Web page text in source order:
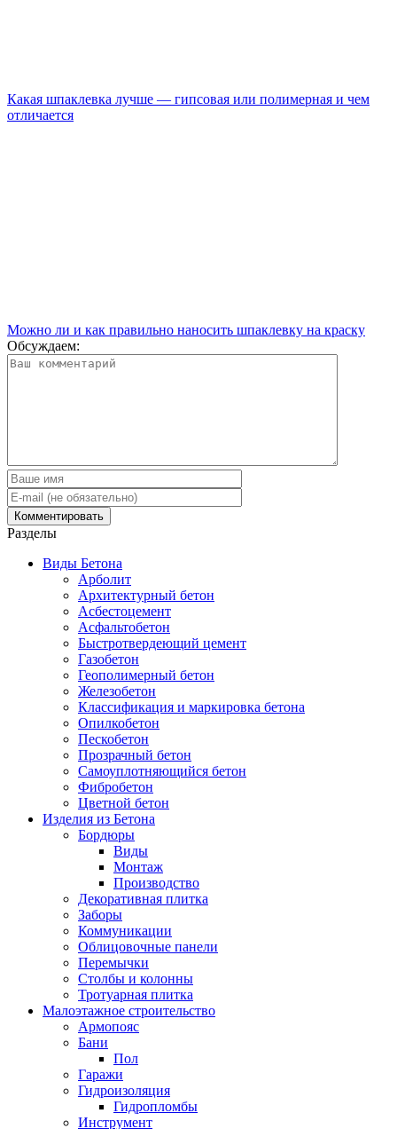
Какая шпаклевка лучше — гипсовая или полимерная и чем
отличается
Можно ли и как правильно наносить шпаклевку на краску
Обсуждаем:
Разделы
Виды Бетона
Арболит
Архитектурный бетон
Асбестоцемент
Асфальтобетон
Быстротвердеющий цемент
Газобетон
Геополимерный бетон
Железобетон
Классификация и маркировка бетона
Опилкобетон
Пескобетон
Прозрачный бетон
Самоуплотняющийся бетон
Фибробетон
Цветной бетон
Изделия из Бетона
Бордюры
Виды
Монтаж
Производство
Декоративная плитка
Заборы
Коммуникации
Облицовочные панели
Перемычки
Столбы и колонны
Тротуарная плитка
Малоэтажное строительство
Армопояс
Бани
Пол
Гаражи
Гидроизоляция
Гидропломбы
Инструмент